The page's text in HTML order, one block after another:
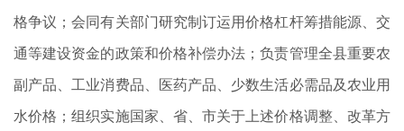
格争议；会同有关部门研究制订运用价格杠杆筹措能源、交
通等建设资金的政策和价格补偿办法；负责管理全县重要农
副产品、工业消费品、医药产品、少数生活必需品及农业用
水价格；组织实施国家、省、市关于上述价格调整、改革方